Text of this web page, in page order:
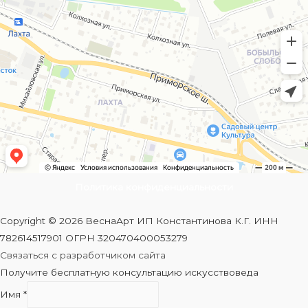
Copyright © 2026 ВеснаАрт ИП Константинова К.Г. ИНН
782614517901 ОГРН 320470400053279
Связаться с разработчиком сайта
Получите бесплатную консультацию искусствоведа
Имя *